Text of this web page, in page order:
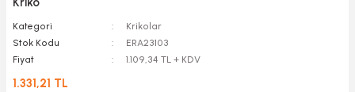
Kategori
Krikolar
Stok Kodu
ERA23103
Fiyat
1.109,34 TL + KDV
1.331,21 TL